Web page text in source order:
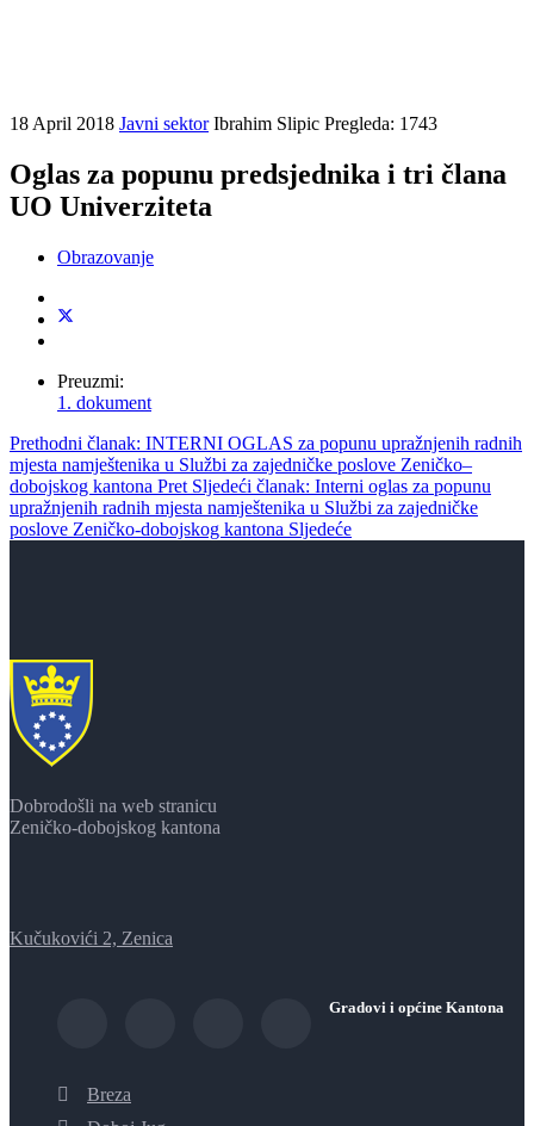
18 April 2018 Javni sektor Ibrahim Slipic Pregleda: 1743
Oglas za popunu predsjednika i tri člana
UO Univerziteta
Obrazovanje
Preuzmi:
1. dokument
Prethodni članak: INTERNI OGLAS za popunu upražnjenih radnih
mjesta namještenika u Službi za zajedničke poslove Zeničko–
dobojskog kantona Pret Sljedeći članak: Interni oglas za popunu
upražnjenih radnih mjesta namještenika u Službi za zajedničke
poslove Zeničko-dobojskog kantona Sljedeće
Dobrodošli na web stranicu
Zeničko-dobojskog kantona
Kučukovići 2, Zenica
Gradovi i općine Kantona
Breza